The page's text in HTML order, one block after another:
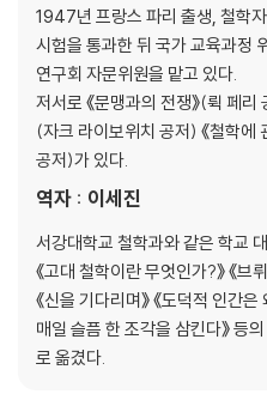
1947년 프랑스 파리 출생, 철학
시험을 통과한 뒤 국가 교육과정
연구회 자문위원을 맡고 있다.
저서로 《문맹과의 전쟁》(뤽 페리
(자크 라이보위치 공저) 《철학에
공저)가 있다.
역자 : 이세진
서강대학교 철학과와 같은 학교
《고대 철학이란 무엇인가?》 《
《신을 기다리며》 《도덕적 인간
매일 슬픔 한 조각을 삼킨다》 등
로 옮겼다.